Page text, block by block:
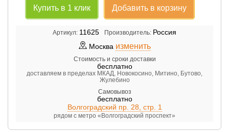
Купить в 1 клик Добавить в корзину
Артикул: 11625 Производитель: Россия
Москва изменить
Стоимость и сроки доставки
бесплатно
доставляем в пределах МКАД, Новокосино, Митино, Бутово,
Жулебино
Самовывоз
бесплатно
Волгоградский пр. 28, стр. 1
рядом с метро «Волгоградский проспект»